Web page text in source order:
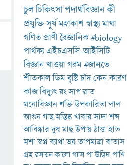
চুলচিকিৎসাপদার্থবিজ্ঞানকী
প্রযুক্তিসূর্যমহাকাশস্বাস্থ্যমাথা
গণিত প্রাণীবৈজ্ঞানিক#biology
পার্থক্য এইচএসসি-আইসিটি
বিজ্ঞানখাওয়াগরম#জানতে
শীতকালডিমবৃষ্টিচাঁদকেনকারণ
কাজবিদ্যুৎরংসাপরাত
মনোবিজ্ঞানশক্তিউপকারিতালাল
আগুনগাছমস্তিষ্কখাবারসাদাশব্দ
আবিষ্কারদুধমাছউপায়ঠাণ্ডাহাত
মশাস্বপ্নব্যাথাভয়তাপমাত্রাবাতাস
গ্রহরসায়নকালোগ্যাসপাউদ্ভিদপাখি